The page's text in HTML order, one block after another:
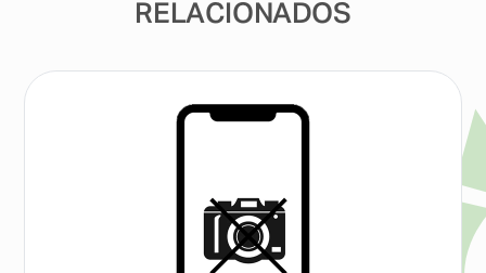
RELACIONADOS